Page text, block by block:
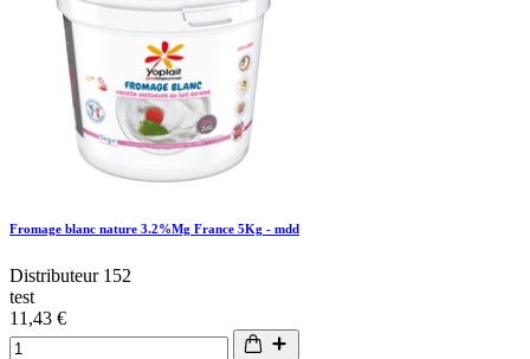
Fromage blanc nature 3.2%Mg France 5Kg - mdd
Distributeur 152
test
11,43 €